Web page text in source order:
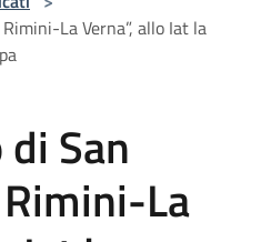
La Verna”, allo Iat la
San
La